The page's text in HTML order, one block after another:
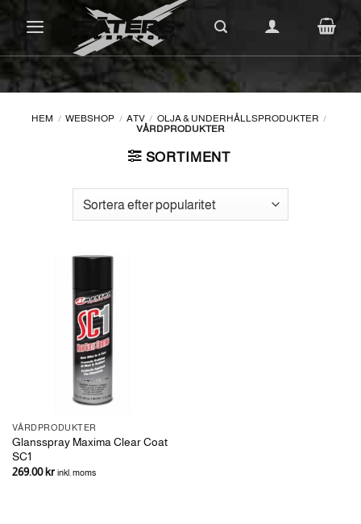
content
HEM / WEBSHOP / ATV / OLJA & UNDERHÅLLSPRODUKTER /
VÅRDPRODUKTER
SORTIMENT
VÅRDPRODUKTER
Glansspray Maxima Clear Coat
SC1
269.00kr inkl. moms